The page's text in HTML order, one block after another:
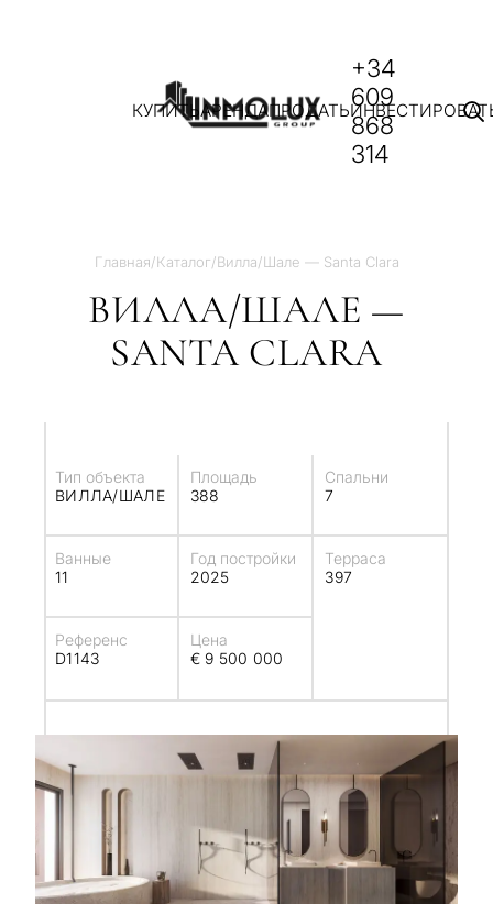
КУПИТЬАРЕНДАПРОДАТЬ
+34
609
868
314
Главная/Каталог/Вилла/Шале — Santa Clara
ВИЛЛА/ШАЛЕ —
SANTA CLARA
Тип объекта
ВИЛЛА/ШАЛЕ
Площадь
388
Спальни
7
Ванные
11
Год постройки
2025
Терраса
397
Референс
D1143
Цена
€ 9 500 000